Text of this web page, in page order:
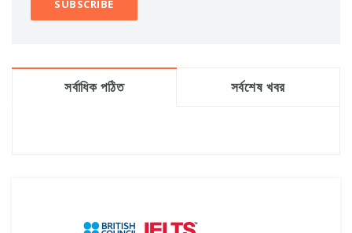
সর্বাধিক পঠিত সর্বশেষ খবর